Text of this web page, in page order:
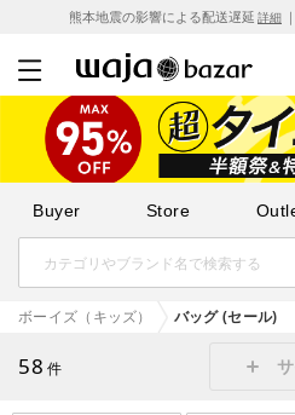
熊本地震の影響による配送遅延 詳細
Buyer Store
ボーイズ（キッズ） バッグ (セール)
58 件